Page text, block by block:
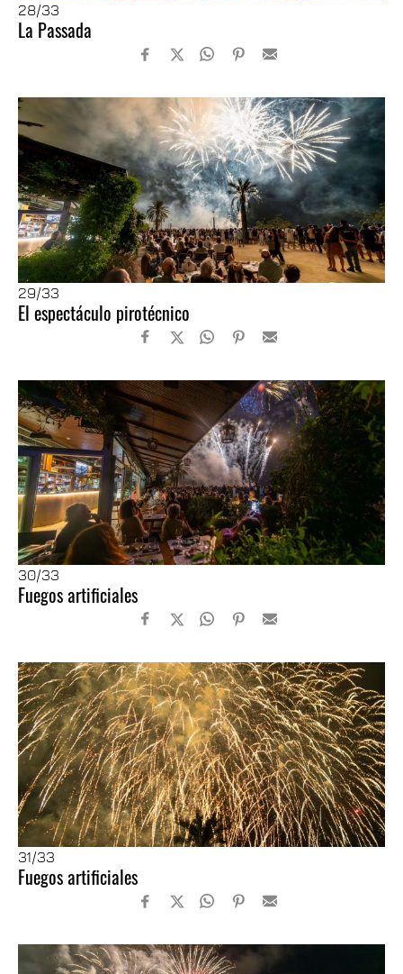
28/33
La Passada
29/33
El espectáculo pirotécnico
30/33
Fuegos artificiales
31/33
Fuegos artificiales